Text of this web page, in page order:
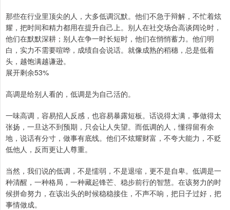
那些在行业里顶尖的人，大多低调沉默。他们不急于辩解，不忙着炫
耀，把时间和精力都用在提升自己上。别人在社交场合高谈阔论时，
他们在默默深耕；别人在争一时长短时，他们在悄悄蓄力。他们明
白，实力不需要喧哗，成绩自会说话。就像成熟的稻穗，总是低着
头，越饱满越谦逊。
展开剩余53%
高调是给别人看的，低调是为自己活的。
一味高调，容易招人反感，也容易暴露短板。话说得太满，事做得太
张扬，一旦达不到预期，只会让人失望。而低调的人，懂得留有余
地，说话有分寸，做事有底线。他们不炫耀财富，不夸大能力，不贬
低他人，反而更让人尊重。
当然，我们说的低调，不是懦弱，不是退缩，更不是自卑。低调是一
种清醒，一种格局，一种藏起锋芒、稳步前行的智慧。在该努力的时
候拼命努力，在该出头的时候稳稳接住，不声不响，把日子过好，把
事情做成。